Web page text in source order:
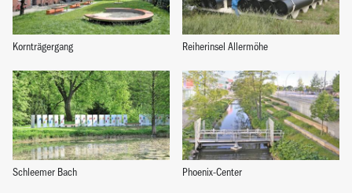
Kornträgergang Reiherinsel Allermöhe
Schleemer Bach Phoenix-Center